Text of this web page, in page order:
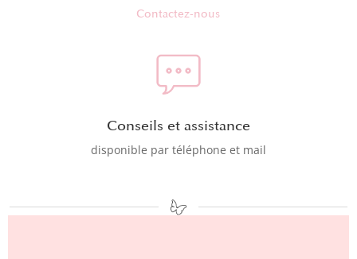
Contactez-nous
Conseils et assistance
disponible par téléphone et mail